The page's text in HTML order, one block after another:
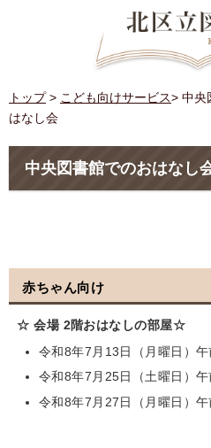
トップ> こども向けサービス> 中央
はなし会
中央図書館でのおはなし
赤ちゃん向け
☆ 会場 2階おはなしの部屋☆
令和8年7月13日（月曜日）午
令和8年7月25日（土曜日）午
令和8年7月27日（月曜日）午